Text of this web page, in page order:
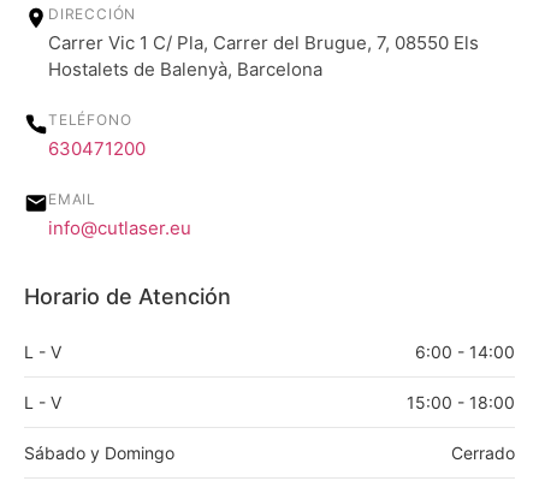
DIRECCIÓN
Carrer Vic 1 C/ Pla, Carrer del Brugue, 7, 08550 Els
Hostalets de Balenyà, Barcelona
TELÉFONO
630471200
EMAIL
info@cutlaser.eu
Horario de Atención
L - V 6:00 - 14:00
L - V 15:00 - 18:00
Sábado y Domingo Cerrado